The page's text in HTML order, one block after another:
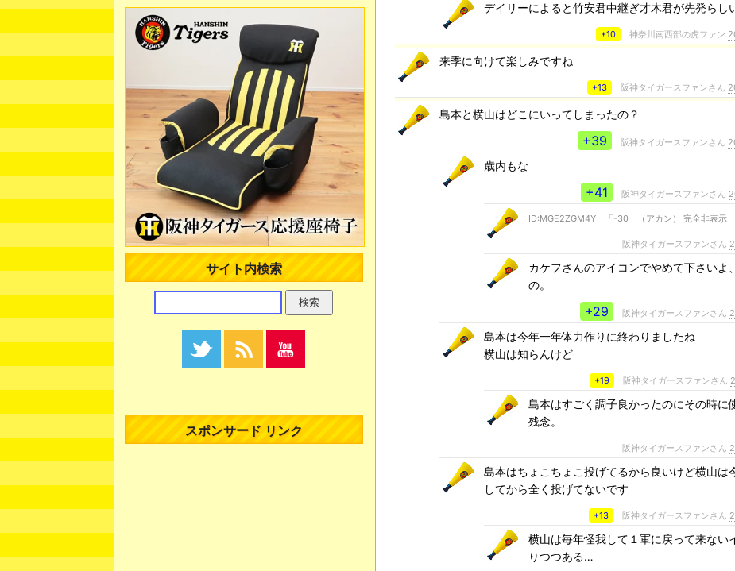
デイリーによると竹安君中継ぎ才木君が先発らし
+10 神奈川南西部の虎ファン
来季に向けて楽しみですね
+13 阪神タイガースファンさん
島本と横山はどこにいってしまったの？
+39 阪神タイガースファンさん
歳内もな
+41 阪神タイガースファンさん
ID:MGE2ZGM4Y 「-30」（アカン） 完全非表示
阪神タイガースファンさん
カケフさんのアイコンでやめて下さいよ
の。
+29 阪神タイガースファンさん
島本は今年一年体力作りに終わりましたね
横山は知らんけど
+19 阪神タイガースファンさん
島本はすごく調子良かったのにその時に
残念。
阪神タイガースファンさん
島本はちょこちょこ投げてるから良いけど横山は
してから全く投げてないです
+13 阪神タイガースファンさん
横山は毎年怪我して１軍に戻って来ない
りつつある…
サイト内検索
スポンサード リンク